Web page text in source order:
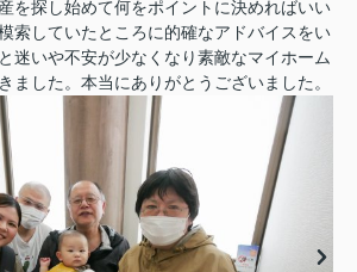
を探し始めて何をポイントに決めればいい
索していたところに的確なアドバイスをい
迷いや不安が少なくなり素敵なマイホーム
ました。本当にありがとうございました。